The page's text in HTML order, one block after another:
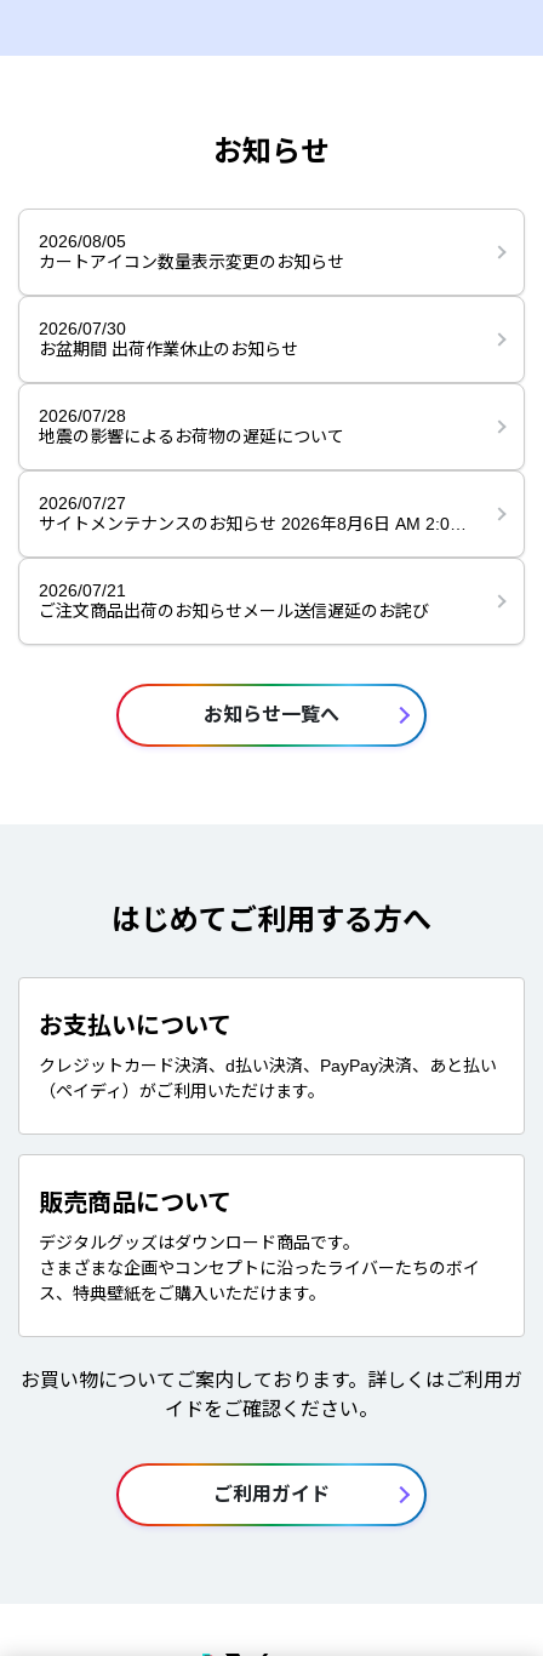
お知らせ
2026/08/05
カートアイコン数量表示変更のお知らせ
2026/07/30
お盆期間 出荷作業休止のお知らせ
2026/07/28
地震の影響によるお荷物の遅延について
2026/07/27
サイトメンテナンスのお知らせ 2026年8月6日 AM 2:00
2026/07/21
ご注文商品出荷のお知らせメール送信遅延のお詫び
お知らせ一覧へ
はじめてご利用する方へ
お支払いについて
クレジットカード決済、d払い決済、PayPay決済、あと払い
（ペイディ）がご利用いただけます。
販売商品について
デジタルグッズはダウンロード商品です。
さまざまな企画やコンセプトに沿ったライバーたちのボイ
ス、特典壁紙をご購入いただけます。
お買い物についてご案内しております。詳しくはご利用ガ
イドをご確認ください。
ご利用ガイド